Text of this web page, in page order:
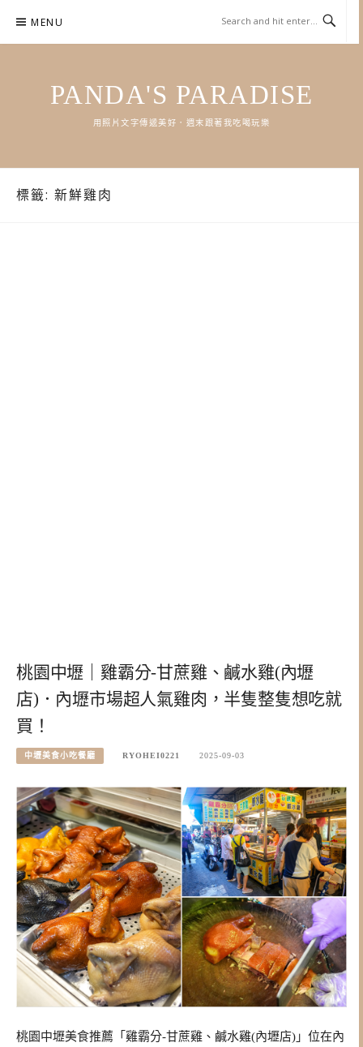
content
MENU
PANDA'S PARADISE
用照片文字傳遞美好．週末跟著我吃喝玩樂
標籤: 新鮮雞肉
桃園中壢｜雞霸分-甘蔗雞、鹹水雞(內壢
店)．內壢市場超人氣雞肉，半隻整隻想吃就
買！
中壢美食小吃餐廳 RYOHEI0221 2025-09-03
桃園中壢美食推薦「雞霸分-甘蔗雞、鹹水雞(內壢店)」位在內